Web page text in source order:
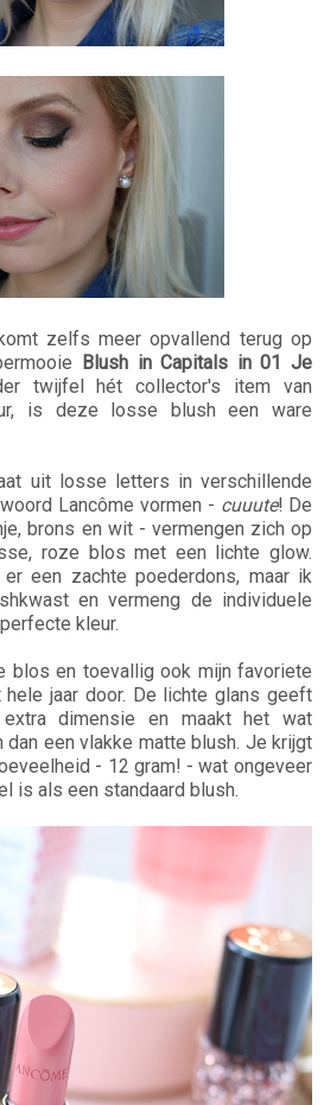
zelfs meer opvallend terug op
Blush in Capitals in 01 Je
twijfel hét collector's item van
is deze losse blush een ware
uit losse letters in verschillende
Lancôme vormen - cuuute! De
brons en wit - vermengen zich op
roze blos met een lichte glow.
een zachte poederdons, maar ik
en vermeng de individuele
kleur.
blos en toevallig ook mijn favoriete
hele jaar door. De lichte glans geeft
dimensie en maakt het wat
dan een vlakke matte blush. Je krijgt
- 12 gram! - wat ongeveer
is als een standaard blush.